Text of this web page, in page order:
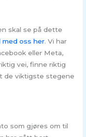
skal se på dette
med oss her. Vi har
eller Meta,
vei, finne riktig
de viktigste stegene
som gjøres om til